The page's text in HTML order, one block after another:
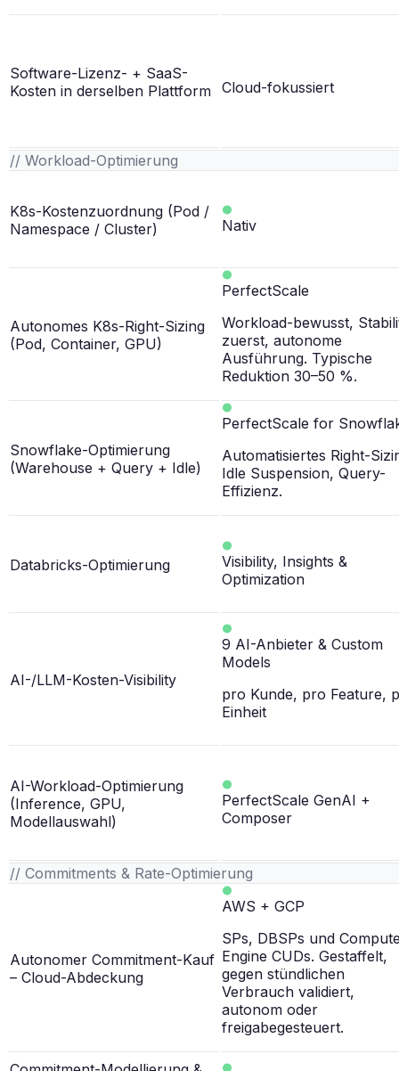
Software-Lizenz- + SaaS-
Kosten in derselben Plattform Cloud-fokussiert
// Workload-Optimierung
K8s-Kostenzuordnung (Pod /
Namespace / Cluster)
Nativ
Autonomes K8s-Right-Sizing
(Pod, Container, GPU)
PerfectScale
Workload-bewusst,
zuerst, autonome
Ausführung. Typische
Reduktion 30–50 %.
Snowflake-Optimierung
(Warehouse + Query + Idle)
PerfectScale for
Automatisiertes Right-
Idle Suspension, Query-
Effizienz.
Databricks-Optimierung
Visibility, Insights &
Optimization
AI-/LLM-Kosten-Visibility
9 AI-Anbieter & Custom
Models
pro Kunde, pro Feature,
Einheit
AI-Workload-Optimierung
(Inference, GPU,
Modellauswahl)
PerfectScale GenAI +
Composer
// Commitments & Rate-Optimierung
Autonomer Commitment-Kauf
– Cloud-Abdeckung
AWS + GCP
SPs, DBSPs und
Engine CUDs. Gestaffelt,
gegen stündlichen
Verbrauch validiert,
autonom oder
freigabegesteuert.